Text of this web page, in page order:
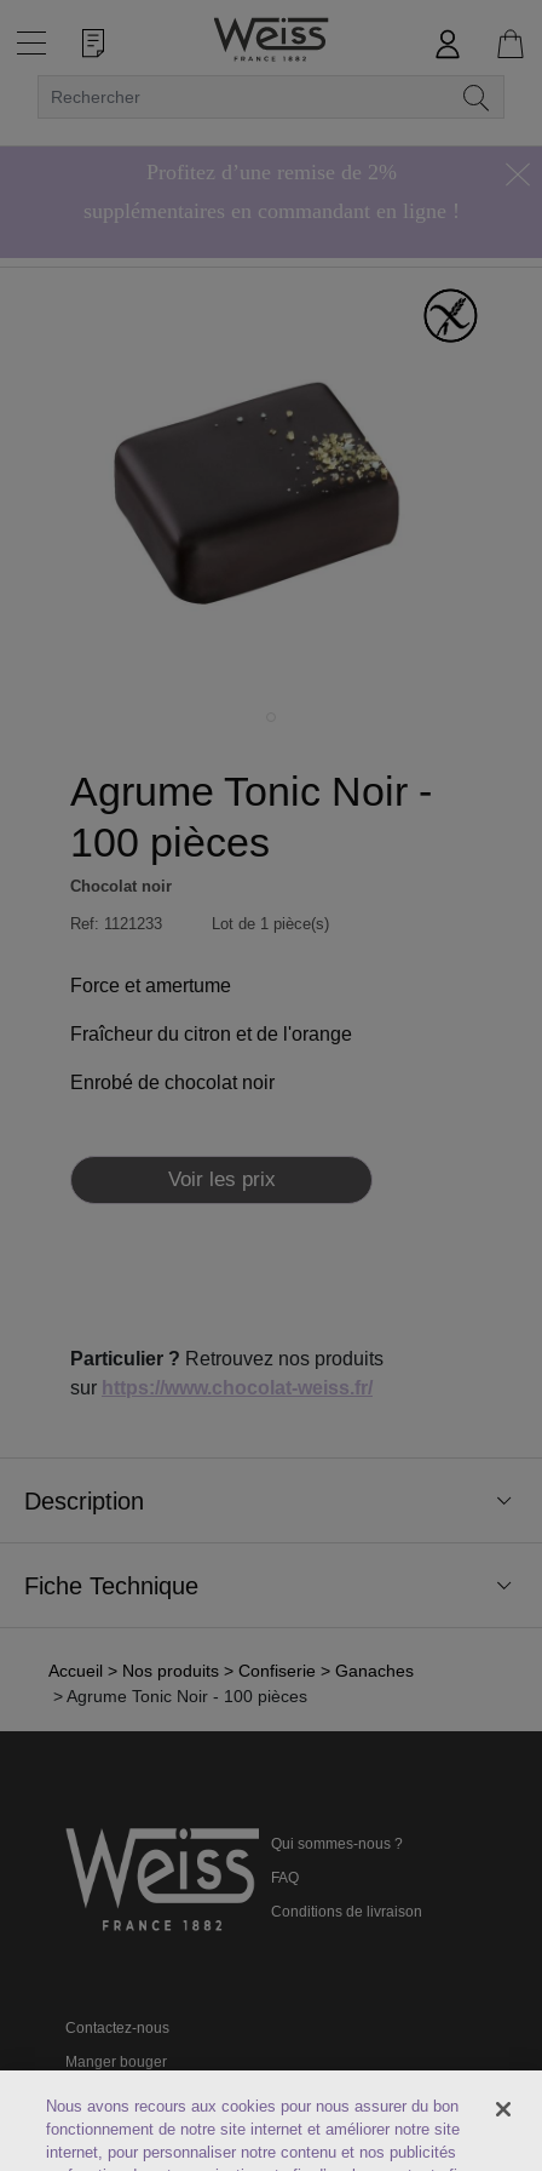
Profitez d’une remise de 2%
supplémentaires en commandant en ligne !
Agrume Tonic Noir -
100 pièces
Chocolat noir
Ref: 1121233 Lot de 1 pièce(s)
Force et amertume
Fraîcheur du citron et de l'orange
Enrobé de chocolat noir
Voir les prix
Particulier ? Retrouvez nos produits
sur https://www.chocolat-weiss.fr/
Description
Fiche Technique
Accueil > Nos produits > Confiserie > Ganaches
> Agrume Tonic Noir - 100 pièces
Qui sommes-nous ?
FAQ
Conditions de livraison
Contactez-nous
Manger bouger
Nous avons recours aux cookies pour nous assurer du bon
fonctionnement de notre site internet et améliorer notre site
internet, pour personnaliser notre contenu et nos publicités